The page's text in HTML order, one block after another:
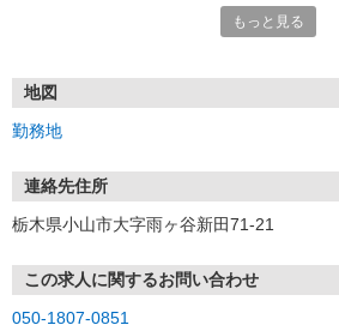
応募時には正しい携帯番号をご入力ください
「イーアイデムを見た」と言って頂けると
店舗または開業準備室にて
面接します(1回・30分ほど)。
＊面接当日、履歴書の持参は不要です。
＊入社時には履歴書提出が必要です。
＊選考状況により、書類選考を
行う場合があります
もっと見る
地図
勤務地
連絡先住所
栃木県小山市大字雨ヶ谷新田71-21
この求人に関するお問い合わせ
050-1807-0851